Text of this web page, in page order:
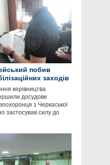
побив
заходів
керівництва
досудове
з Черкаської
застосував силу до